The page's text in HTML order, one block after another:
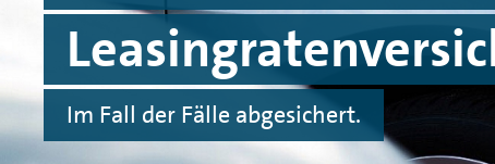
Im Fall der Fälle abgesichert.